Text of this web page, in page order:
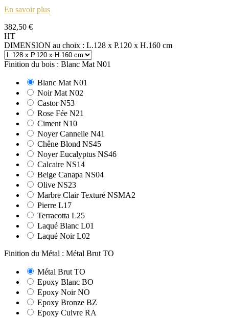
En savoir plus
382,50 €
HT
DIMENSION au choix : L.128 x P.120 x H.160 cm
Finition du bois : Blanc Mat N01
Blanc Mat N01
Noir Mat N02
Castor N53
Rose Fée N21
Ciment N10
Noyer Cannelle N41
Chêne Blond NS45
Noyer Eucalyptus NS46
Calcaire NS14
Beige Canapa NS04
Olive NS23
Marbre Clair Texturé NSMA2
Pierre L17
Terracotta L25
Laqué Blanc L01
Laqué Noir L02
Finition du Métal : Métal Brut TO
Métal Brut TO
Epoxy Blanc BO
Epoxy Noir NO
Epoxy Bronze BZ
Epoxy Cuivre RA